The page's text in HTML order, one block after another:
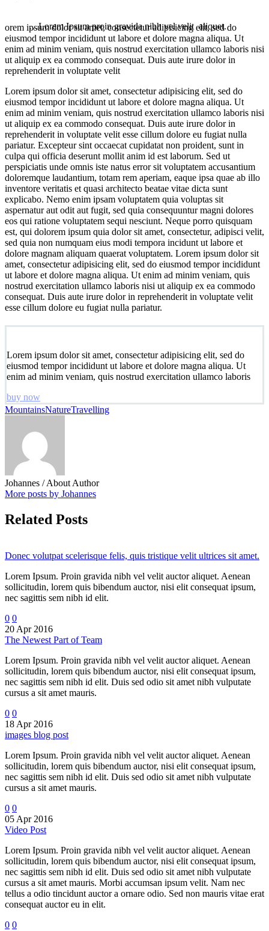
…Lorem Ipsum proin gravida nibh vel velit aliquet.
orem ipsum dolor sit amet, consectetur adipisicing elit, sed do
eiusmod tempor incididunt ut labore et dolore magna aliqua. Ut
enim ad minim veniam, quis nostrud exercitation ullamco laboris nisi
ut aliquip ex ea commodo consequat. Duis aute irure dolor in
reprehenderit in voluptate velit
Lorem ipsum dolor sit amet, consectetur adipisicing elit, sed do
eiusmod tempor incididunt ut labore et dolore magna aliqua. Ut
enim ad minim veniam, quis nostrud exercitation ullamco laboris nisi
ut aliquip ex ea commodo consequat. Duis aute irure dolor in
reprehenderit in voluptate velit esse cillum dolore eu fugiat nulla
pariatur. Excepteur sint occaecat cupidatat non proident, sunt in
culpa qui officia deserunt mollit anim id est laborum. Sed ut
perspiciatis unde omnis iste natus error sit voluptatem accusantium
doloremque laudantium, totam rem aperiam, eaque ipsa quae ab illo
inventore veritatis et quasi architecto beatae vitae dicta sunt
explicabo. Nemo enim ipsam voluptatem quia voluptas sit
aspernatur aut odit aut fugit, sed quia consequuntur magni dolores
eos qui ratione voluptatem sequi nesciunt. Neque porro quisquam
est, qui dolorem ipsum quia dolor sit amet, consectetur, adipisci velit,
sed quia non numquam eius modi tempora incidunt ut labore et
dolore magnam aliquam quaerat voluptatem. Lorem ipsum dolor sit
amet, consectetur adipisicing elit, sed do eiusmod tempor incididunt
ut labore et dolore magna aliqua. Ut enim ad minim veniam, quis
nostrud exercitation ullamco laboris nisi ut aliquip ex ea commodo
consequat. Duis aute irure dolor in reprehenderit in voluptate velit
esse cillum dolore eu fugiat nulla pariatur.
Lorem ipsum dolor sit amet, consectetur adipisicing elit, sed do
eiusmod tempor incididunt ut labore et dolore magna aliqua. Ut
enim ad minim veniam, quis nostrud exercitation ullamco laboris
buy now
MountainsNatureTravelling
Johannes / About Author
More posts by Johannes
Related Posts
Donec volutpat scelerisque felis, quis tristique velit ultrices sit amet.
Lorem Ipsum. Proin gravida nibh vel velit auctor aliquet. Aenean
sollicitudin, lorem quis bibendum auctor, nisi elit consequat ipsum,
nec sagittis sem nibh id elit.
0 0
20 Apr 2016
The Newest Part of Team
Lorem Ipsum. Proin gravida nibh vel velit auctor aliquet. Aenean
sollicitudin, lorem quis bibendum auctor, nisi elit consequat ipsum,
nec sagittis sem nibh id elit. Duis sed odio sit amet nibh vulputate
cursus a sit amet mauris.
0 0
18 Apr 2016
images blog post
Lorem Ipsum. Proin gravida nibh vel velit auctor aliquet. Aenean
sollicitudin, lorem quis bibendum auctor, nisi elit consequat ipsum,
nec sagittis sem nibh id elit. Duis sed odio sit amet nibh vulputate
cursus a sit amet mauris.
0 0
05 Apr 2016
Video Post
Lorem Ipsum. Proin gravida nibh vel velit auctor aliquet. Aenean
sollicitudin, lorem quis bibendum auctor, nisi elit consequat ipsum,
nec sagittis sem nibh id elit. Duis sed odio sit amet nibh vulputate
cursus a sit amet mauris. Morbi accumsan ipsum velit. Nam nec
tellus a odio tincidunt auctor a ornare odio. Sed non mauris vitae erat
consequat auctor eu in elit.
0 0